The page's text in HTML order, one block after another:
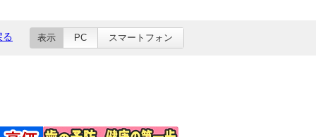
る 表示 PC スマートフォン